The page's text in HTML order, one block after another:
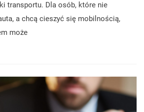
transportu. Dla osób, które nie
a chcą cieszyć się mobilnością,
może